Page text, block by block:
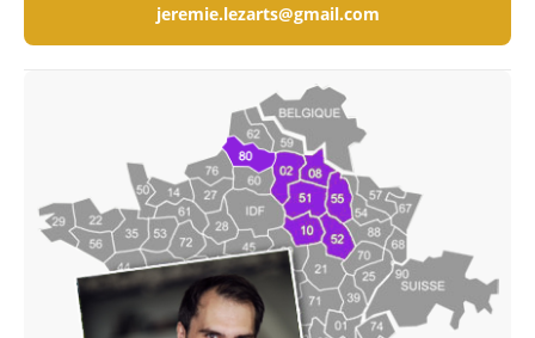
jeremie.lezarts@gmail.com